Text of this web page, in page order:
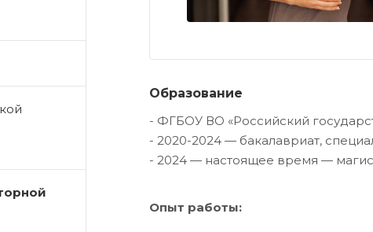
Образование
- ФГБОУ ВО «Российский
- 2020-2024 — бакалавриат,
- 2024 — настоящее время —
Опыт работы: